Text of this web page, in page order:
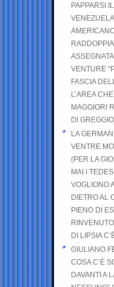
PAPPARSI
VENTURE
FASCIA
L’AREA
MAGGIORI
DI GREGGIO
LA
VENTRE
(PER LA
MAI I
VOGLIONO
DIETRO AL
PIENO DI
DI LIPSIA
GIULIANO
COSA C’È
DAVANTI A